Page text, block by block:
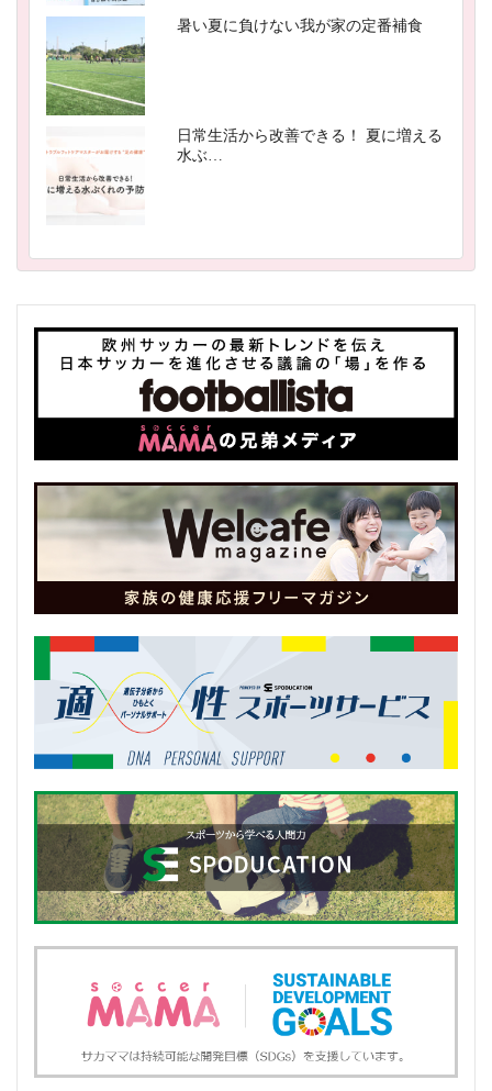
暑い夏に負けない我が家の定番補食
日常生活から改善できる！ 夏に増える
水ぶ…